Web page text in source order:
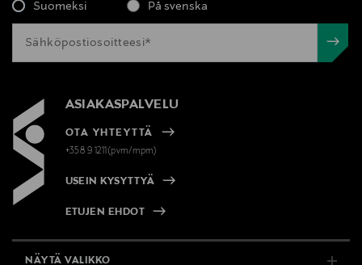
Suomeksi På svenska
ASIAKASPALVELU
OTA YHTEYTTÄ
+358 9 1211(pvm/mpm)
USEIN KYSYTTYÄ
ETUJEN EHDOT
NÄYTÄ VALIKKO